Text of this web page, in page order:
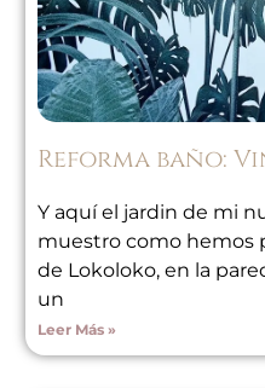
Reforma baño:
Y aquí el jardin de mi
muestro como hemos
de Lokoloko, en la
un
Leer Más »